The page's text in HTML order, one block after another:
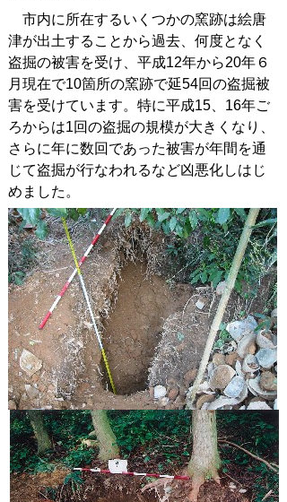
市内に所在するいくつかの窯跡は絵唐
津が出土することから過去、何度となく
盗掘の被害を受け、平成12年から20年６
月現在で10箇所の窯跡で延54回の盗掘被
害を受けています。特に平成15、16年ご
ろからは1回の盗掘の規模が大きくなり、
さらに年に数回であった被害が年間を通
じて盗掘が行なわれるなど凶悪化しはじ
めました。